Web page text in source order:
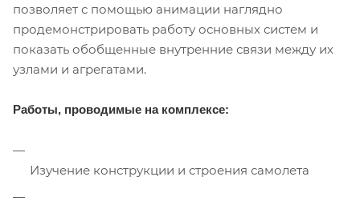
позволяет с помощью анимации наглядно
продемонстрировать работу основных систем и
показать обобщенные внутренние связи между их
узлами и агрегатами.
Работы, проводимые на комплексе:
Изучение конструкции и строения самолета